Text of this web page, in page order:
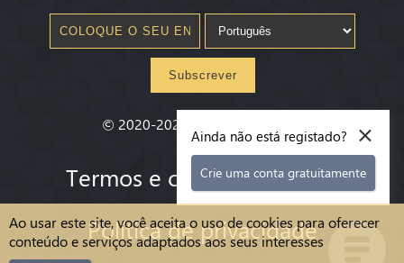
Ao usar este site, você aceita o uso de cookies para oferecer
conteúdo e serviços adaptados aos seus interesses
Subscrever
© 2020-2026
Termos e condições gerias
Política de privacidade
×
Ainda não está registado?
Crie uma conta gratuitamente